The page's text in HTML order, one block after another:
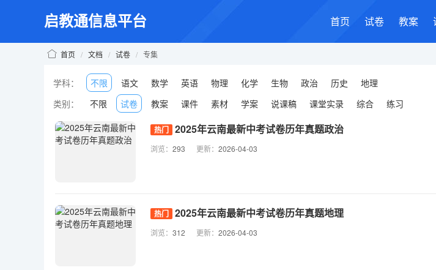
启教通信息平台 首页 试卷 教案
首页 / 文档 / 试卷 / 专集
学科： 不限 语文 数学 英语 物理 化学 生物 政治 历史
地理
类别：
不限 试卷 教案 课件 素材 学案 说课稿 课堂实录 综合 练习
热门 2025年云南最新中考试卷历年真题政治
浏览： 293 更新： 2026-04-03
热门 2025年云南最新中考试卷历年真题地理
浏览： 312 更新： 2026-04-03